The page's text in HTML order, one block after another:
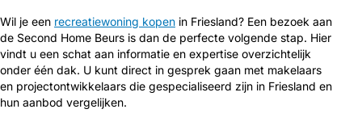
Wil je een recreatiewoning kopen in Friesland? Een bezoek aan
de Second Home Beurs is dan de perfecte volgende stap. Hier
vindt u een schat aan informatie en expertise overzichtelijk
onder één dak. U kunt direct in gesprek gaan met makelaars
en projectontwikkelaars die gespecialiseerd zijn in Friesland en
hun aanbod vergelijken.